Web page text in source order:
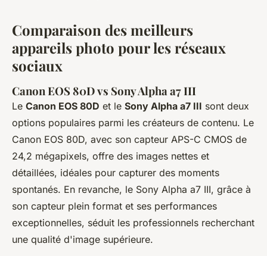
Comparaison des meilleurs
appareils photo pour les réseaux
sociaux
Canon EOS 80D vs Sony Alpha a7 III
Le Canon EOS 80D et le Sony Alpha a7 III sont deux
options populaires parmi les créateurs de contenu. Le
Canon EOS 80D, avec son capteur APS-C CMOS de
24,2 mégapixels, offre des images nettes et
détaillées, idéales pour capturer des moments
spontanés. En revanche, le Sony Alpha a7 III, grâce à
son capteur plein format et ses performances
exceptionnelles, séduit les professionnels recherchant
une qualité d'image supérieure.